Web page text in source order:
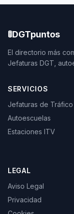
🚦DGTpuntos
El directorio más
Jefaturas DGT,
SERVICIOS
Jefaturas de Tráfico
Autoescuelas
Estaciones ITV
LEGAL
Aviso Legal
Privacidad